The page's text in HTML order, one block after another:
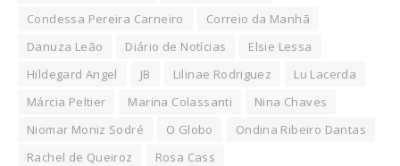
Condessa Pereira Carneiro
Correio da Manhã
Danuza Leão
Diário de Notícias
Elsie Lessa
Hildegard Angel
JB Lilinae Rodriguez
Lu Lacerda
Márcia Peltier
Marina Colassanti
Nina Chaves
Niomar Moniz Sodré
O Globo
Ondina Ribeiro Dantas
Rachel de Queiroz
Rosa Cass